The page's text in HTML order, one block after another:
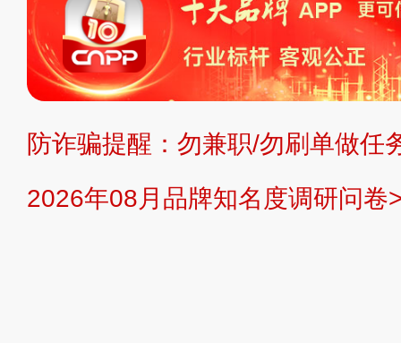
复制、转载、商用。本站不生产产
不代理、不招商、不提供中介服务。
持投资购买的观点或意见，页面信息
提交说明： 快速提交发布>> 提交品
防诈骗提醒：勿兼职/勿刷单做任
2026年08月品牌知名度调研问卷